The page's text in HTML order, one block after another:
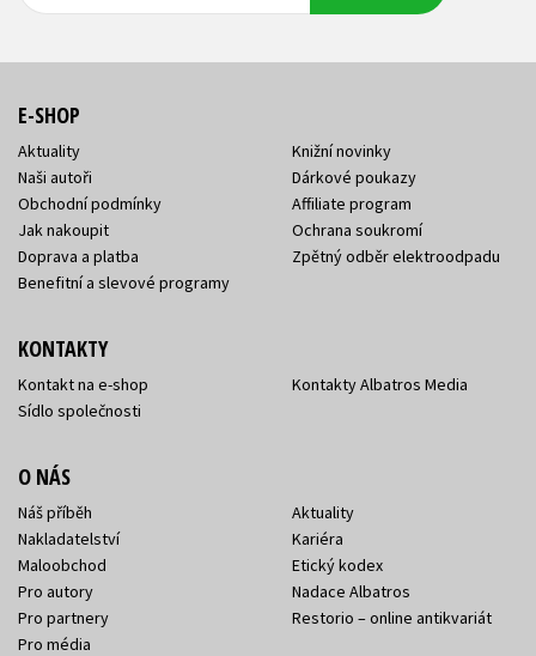
E-SHOP
Aktuality
Naši autoři
Obchodní podmínky
Jak nakoupit
Doprava a platba
Benefitní a slevové programy
Knižní novinky
Dárkové poukazy
Affiliate program
Ochrana soukromí
Zpětný odběr elektroodpadu
KONTAKTY
Kontakt na e-shop
Sídlo společnosti
Kontakty Albatros Media
O NÁS
Náš příběh
Nakladatelství
Maloobchod
Pro autory
Pro partnery
Pro média
Aktuality
Kariéra
Etický kodex
Nadace Albatros
Restorio – online antikvariát